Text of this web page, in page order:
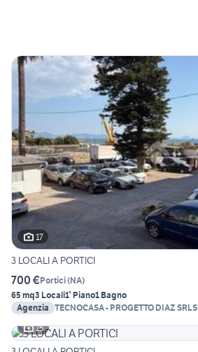
17
3 LOCALI A PORTICI
700 €Portici(NA)
65 mq3 Locali1° Piano1 Bagno
Agenzia TECNOCASA - PROGETTO DIAZ SRLS
15